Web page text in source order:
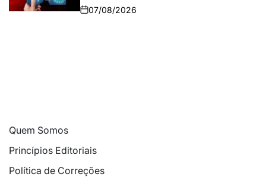
07/08/2026
Quem Somos
Princípios Editoriais
Política de Correções